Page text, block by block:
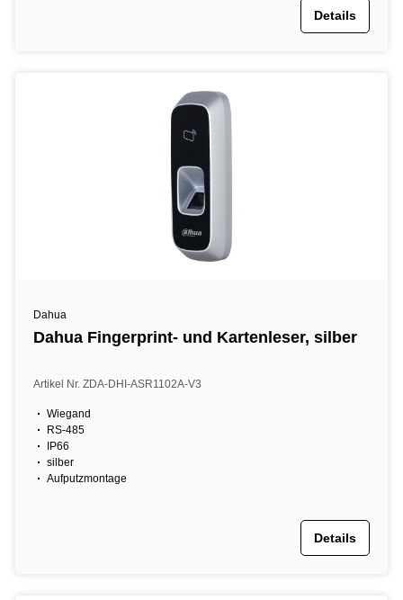
Details
Dahua
Dahua Fingerprint- und Kartenleser, silber
Artikel Nr. ZDA-DHI-ASR1102A-V3
Wiegand
RS-485
IP66
silber
Aufputzmontage
Details